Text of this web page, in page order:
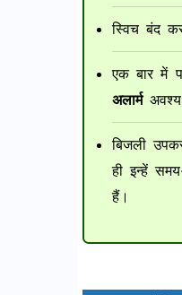
स्विच बंद
एक बार में
अलार्मअवश्य
बिजली
ही इन्हें
हैं।